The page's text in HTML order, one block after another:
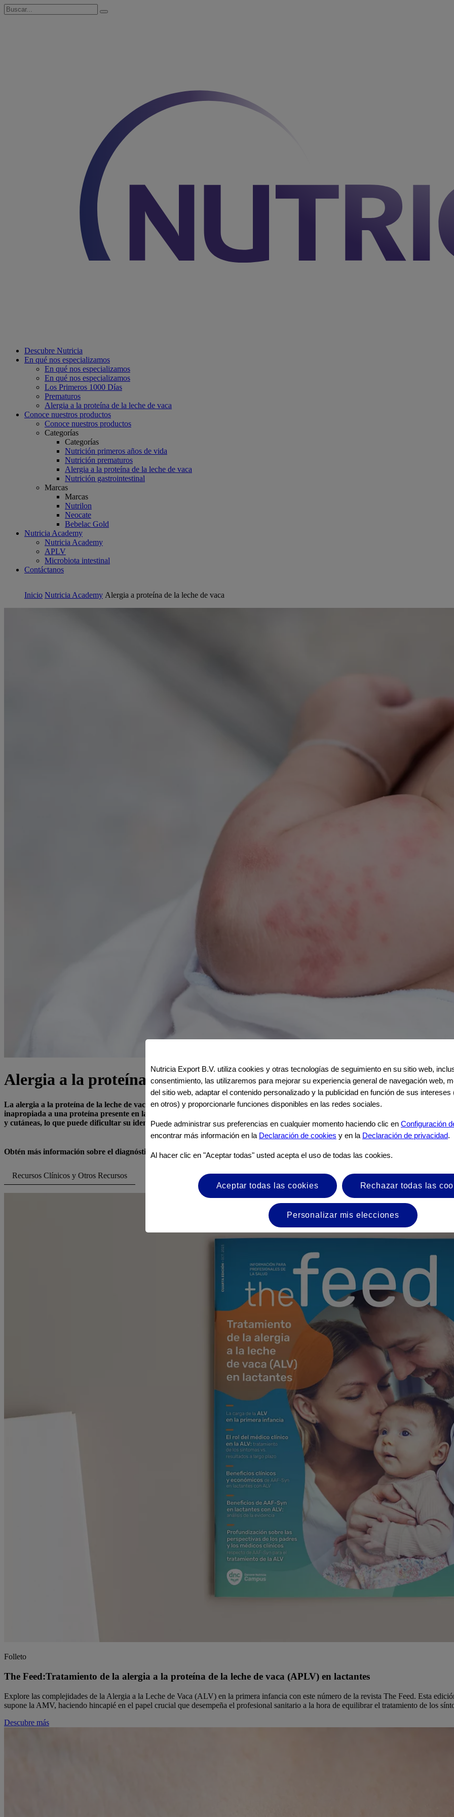
Descubre Nutricia
En qué nos especializamos
En qué nos especializamos
En qué nos especializamos
Los Primeros 1000 Días
Prematuros
Alergia a la proteína de la leche de vaca
Conoce nuestros productos
Conoce nuestros productos
Categorías
Categorías
Nutrición primeros años de vida
Nutrición prematuros
Alergia a la proteína de la leche de vaca
Nutrición gastrointestinal
Marcas
Marcas
Nutrilon
Neocate
Bebelac Gold
Nutricia Academy
Nutricia Academy
APLV
Microbiota intestinal
Contáctanos
Inicio Nutricia Academy Alergia a proteína de la leche de vaca
Alergia a la proteína de la leche de vaca (APLV)
La alergia a la proteína de la leche de vaca (APLV), es una de las alergias alimentarias más comunes en la infancia. La APLV
inapropiada a una proteína presente en la leche de vaca. La respuesta alérgica puede afectar varios sistemas y presentarse con
y cutáneas, lo que puede dificultar su identificación y diagnóstico preciso.
Obtén más información sobre el diagnóstico adecuado y el manejo de la APLV a continuación.
Recursos Clínicos y Otros Recursos
Folleto
The Feed:Tratamiento de la alergia a la proteína de la leche de vaca (APLV) en lactantes
Explore las complejidades de la Alergia a la Leche de Vaca (ALV) en la primera infancia con este número de la revista The Feed. Esta
supone la AMV, haciendo hincapié en el papel crucial que desempeña el profesional sanitario a la hora de equilibrar el tratamiento de los
Descubre más
Nutricia Export B.V. utiliza cookies y otras tecnologías de seguimiento en su sitio web,
consentimiento, las utilizaremos para mejorar su experiencia general de navegación web,
del sitio web, adaptar el contenido personalizado y la publicidad en función de sus
en otros) y proporcionarle funciones disponibles en las redes sociales.
Puede administrar sus preferencias en cualquier momento haciendo clic en Configuración
encontrar más información en la Declaración de cookies y en la Declaración de privacidad.
Al hacer clic en "Aceptar todas" usted acepta el uso de todas las cookies.
Aceptar todas las cookies Rechazar todas las
Personalizar mis elecciones